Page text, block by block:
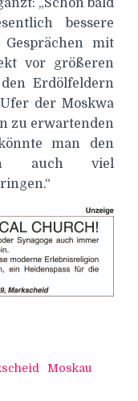
„Schon bald
bessere
mit
vor größeren
Erdölfeldern
der Moskwa
zu erwartenden
man den
auch viel
Moskau